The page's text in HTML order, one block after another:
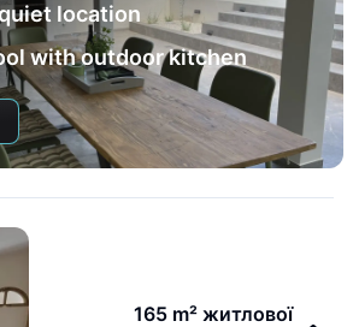
location
with outdoor kitchen
165 m² житлової